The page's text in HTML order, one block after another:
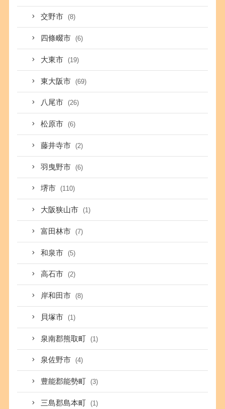
交野市 (8)
四條畷市 (6)
大東市 (19)
東大阪市 (69)
八尾市 (26)
松原市 (6)
藤井寺市 (2)
羽曳野市 (6)
堺市 (110)
大阪狭山市 (1)
富田林市 (7)
和泉市 (5)
高石市 (2)
岸和田市 (8)
貝塚市 (1)
泉南郡熊取町 (1)
泉佐野市 (4)
豊能郡能勢町 (3)
三島郡島本町 (1)